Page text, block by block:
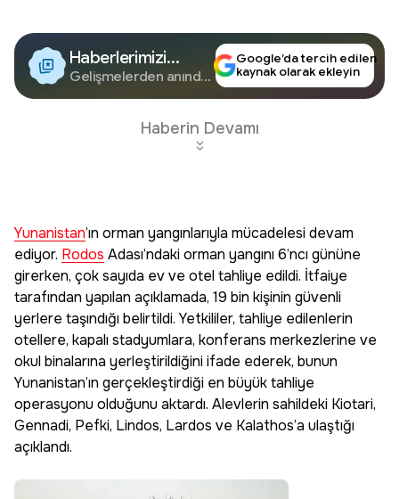
Haberlerimizi
Google'da Takip
Edin
Gelişmelerden anında
Google’da tercih edilen
kaynak olarak ekleyin
Haberin Devamı
Yunanistan’ın orman yangınlarıyla mücadelesi devam
ediyor. Rodos Adası’ndaki orman yangını 6’ncı gününe
girerken, çok sayıda ev ve otel tahliye edildi. İtfaiye
tarafından yapılan açıklamada, 19 bin kişinin güvenli
yerlere taşındığı belirtildi. Yetkililer, tahliye edilenlerin
otellere, kapalı stadyumlara, konferans merkezlerine ve
okul binalarına yerleştirildiğini ifade ederek, bunun
Yunanistan’ın gerçekleştirdiği en büyük tahliye
operasyonu olduğunu aktardı. Alevlerin sahildeki Kiotari,
Gennadi, Pefki, Lindos, Lardos ve Kalathos’a ulaştığı
açıklandı.